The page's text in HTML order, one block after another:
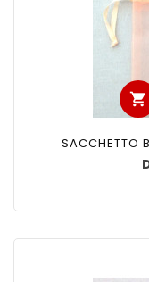
shopping_cart
SACCHETTO